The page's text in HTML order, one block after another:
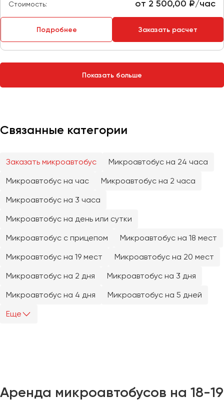
Стоимость: от 2 500,00 ₽/час
Подробнее Заказать расчет
Показать больше
Связанные категории
Заказать микроавтобус
Микроавтобус на 24 часа
Микроавтобус на час
Микроавтобус на 2 часа
Микроавтобус на 3 часа
Микроавтобус на день или сутки
Микроавтобус с прицепом
Микроавтобус на 18 мест
Микроавтобус на 19 мест
Микроавтобус на 20 мест
Микроавтобус на 2 дня
Микроавтобус на 3 дня
Микроавтобус на 4 дня
Микроавтобус на 5 дней
Еще
Аренда микроавтобусов на 18-19
Тольятти
Уфа
Феодосия
Чебоксары
Череповец
Чита
Ялта
Ярославль